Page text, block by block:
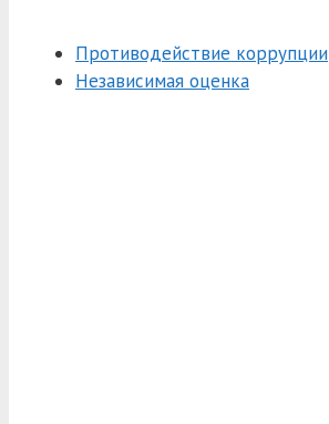
Противодействие коррупции
Независимая оценка